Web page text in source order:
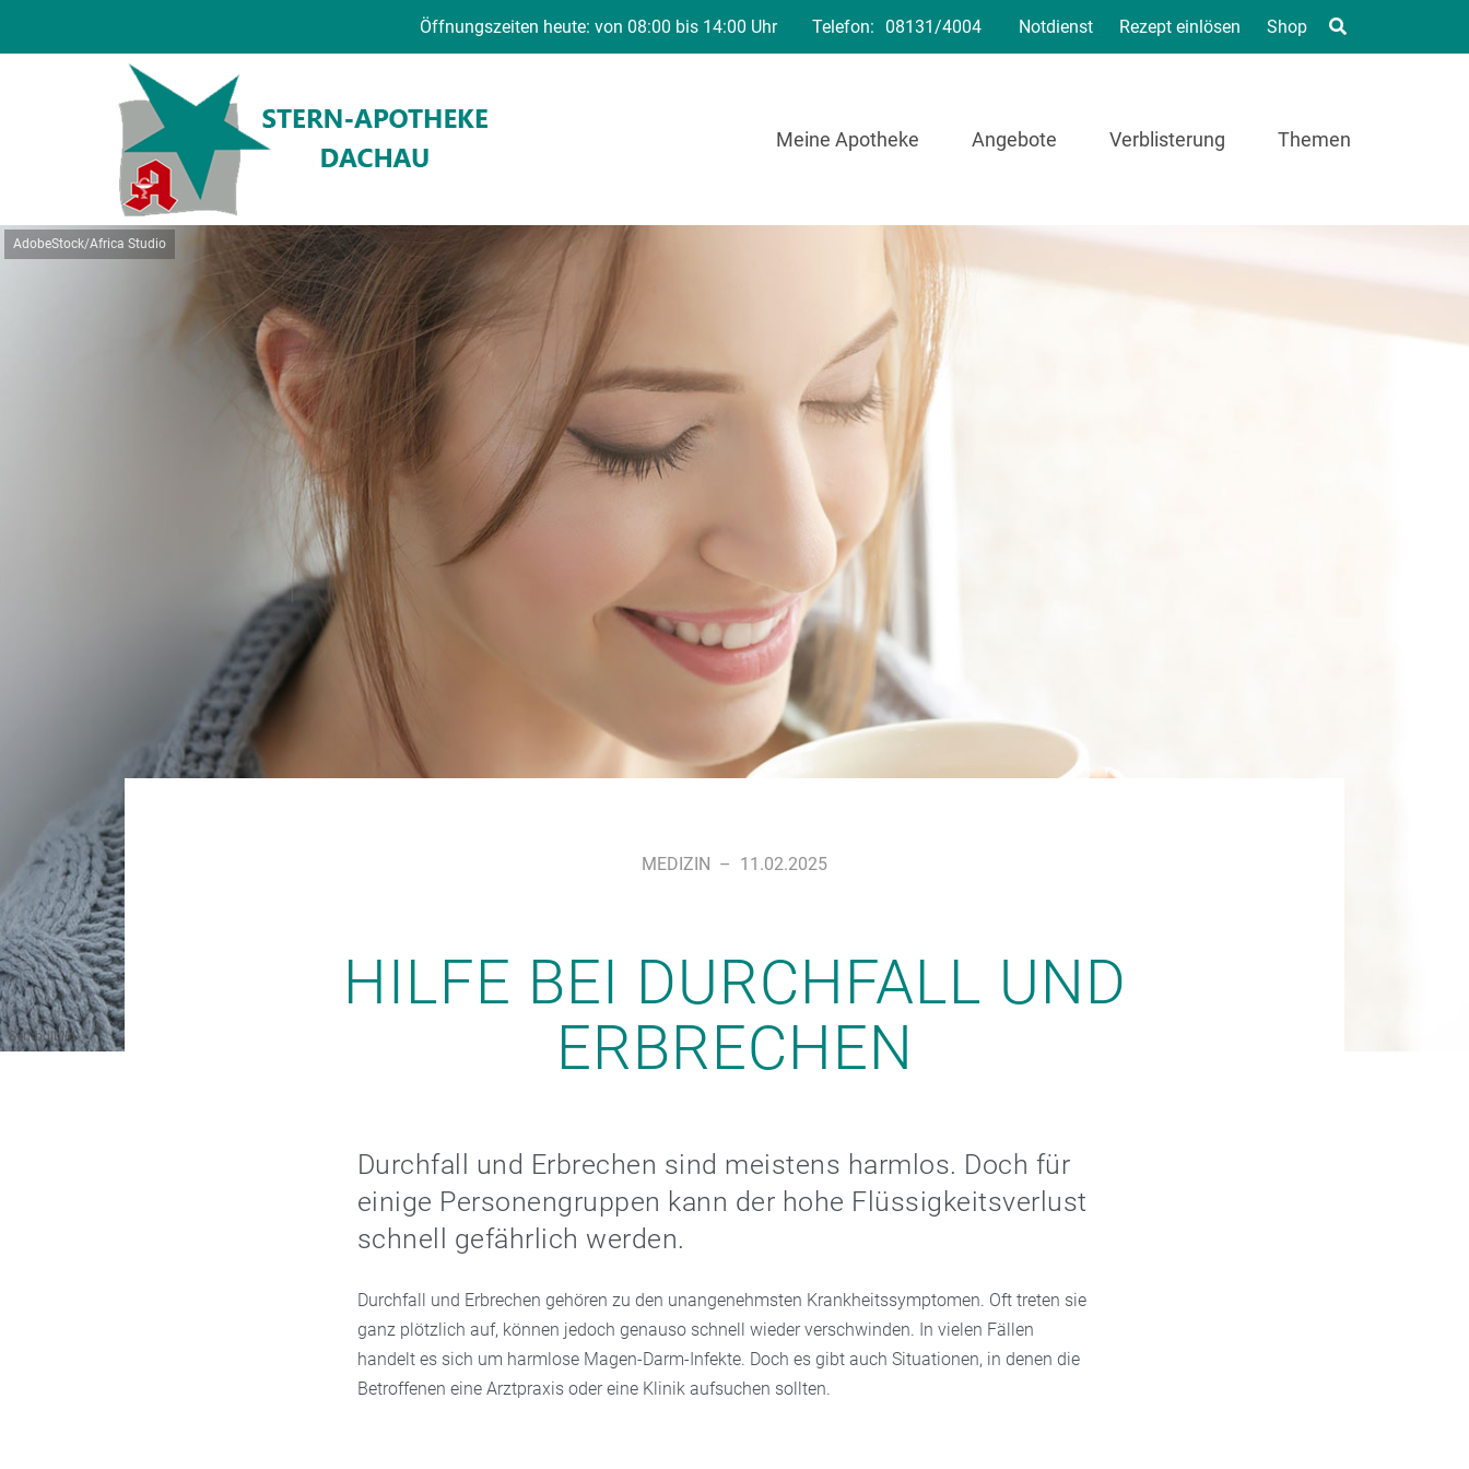
Öffnungszeiten heute: von 08:00 bis 14:00 Uhr Telefon: 08131/4004 Notdienst Rezept einlösen Shop
Meine Apotheke Angebote Verblisterung Themen
AdobeStock/Africa Studio
Symbolbild
MEDIZIN – 11.02.2025
HILFE BEI DURCHFALL UND
ERBRECHEN
Durchfall und Erbrechen sind meistens harmlos. Doch für
einige Personengruppen kann der hohe Flüssigkeitsverlust
schnell gefährlich werden.
Durchfall und Erbrechen gehören zu den unangenehmsten Krankheitssymptomen. Oft treten sie
ganz plötzlich auf, können jedoch genauso schnell wieder verschwinden. In vielen Fällen
handelt es sich um harmlose Magen-Darm-Infekte. Doch es gibt auch Situationen, in denen die
Betroffenen eine Arztpraxis oder eine Klinik aufsuchen sollten.